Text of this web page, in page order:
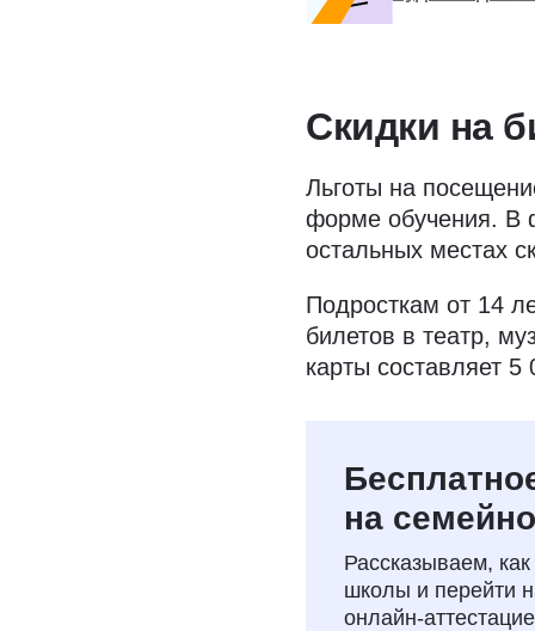
Скидки на
Льготы на
форме обучения. В
остальных местах
Подросткам от 14
билетов в театр,
карты составляет 5
на
Рассказываем,
школы и перейти